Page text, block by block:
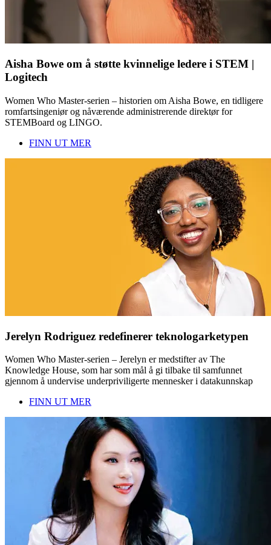
Aisha Bowe om å støtte kvinnelige ledere i STEM |
Logitech
Women Who Master-serien – historien om Aisha Bowe, en tidligere
romfartsingeniør og nåværende administrerende direktør for
STEMBoard og LINGO.
FINN UT MER
Jerelyn Rodriguez redefinerer teknologarketypen
Women Who Master-serien – Jerelyn er medstifter av The
Knowledge House, som har som mål å gi tilbake til samfunnet
gjennom å undervise underpriviligerte mennesker i datakunnskap
FINN UT MER